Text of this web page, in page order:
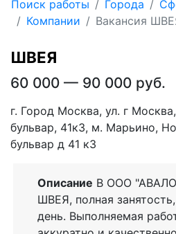
Поиск работы Города
Компании
Вакансия
ШВЕЯ
60 000 — 90 000 руб.
г. Город Москва, ул. г
бульвар, 41к3, м. Марьино,
бульвар д 41 к3
Описание В ООО
ШВЕЯ, полная
день. Выполняемая